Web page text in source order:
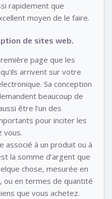
rapidement que
moyen de le faire.
de sites web.
page que les
arrivent sur votre
Sa conception
beaucoup de
être l’un des
pour inciter les
vous.
associé à un produit ou à
la somme d’argent que
chose, mesurée en
ou en termes de quantité
que vous achetez.